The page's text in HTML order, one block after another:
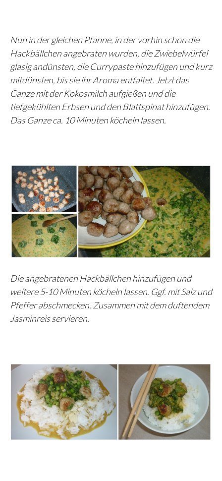
Nun in der gleichen Pfanne, in der vorhin schon die
Hackbällchen angebraten wurden, die Zwiebelwürfel
glasig andünsten, die Currypaste hinzufügen und kurz
mitdünsten, bis sie ihr Aroma entfaltet. Jetzt das
Ganze mit der Kokosmilch aufgießen und die
tiefgekühlten Erbsen und den Blattspinat hinzufügen.
Das Ganze ca. 10 Minuten köcheln lassen.
Die angebratenen Hackbällchen hinzufügen und
weitere 5-10 Minuten köcheln lassen. Ggf. mit Salz und
Pfeffer abschmecken. Zusammen mit dem duftendem
Jasminreis servieren.